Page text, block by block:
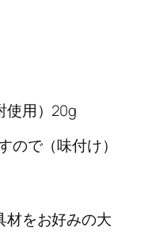
使用）20g
ので（味付け）
をお好みの大